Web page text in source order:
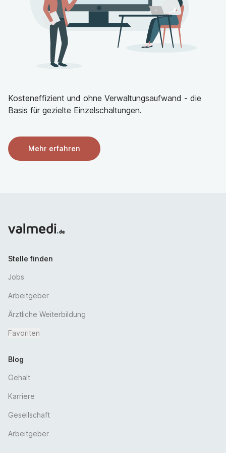
Kosteneffizient und ohne Verwaltungsaufwand - die
Basis für gezielte Einzelschaltungen.
Mehr erfahren
Stelle finden
Jobs
Arbeitgeber
Ärztliche Weiterbildung
Favoriten
Blog
Gehalt
Karriere
Gesellschaft
Arbeitgeber